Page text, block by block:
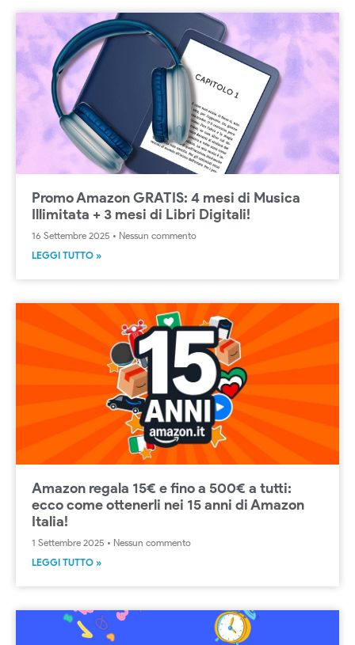
Promo Amazon GRATIS: 4 mesi di Musica
Illimitata + 3 mesi di Libri Digitali!
16 Settembre 2025
Nessun commento
LEGGI TUTTO »
Amazon regala 15€ e fino a 500€ a tutti:
ecco come ottenerli nei 15 anni di Amazon
Italia!
1 Settembre 2025
Nessun commento
LEGGI TUTTO »